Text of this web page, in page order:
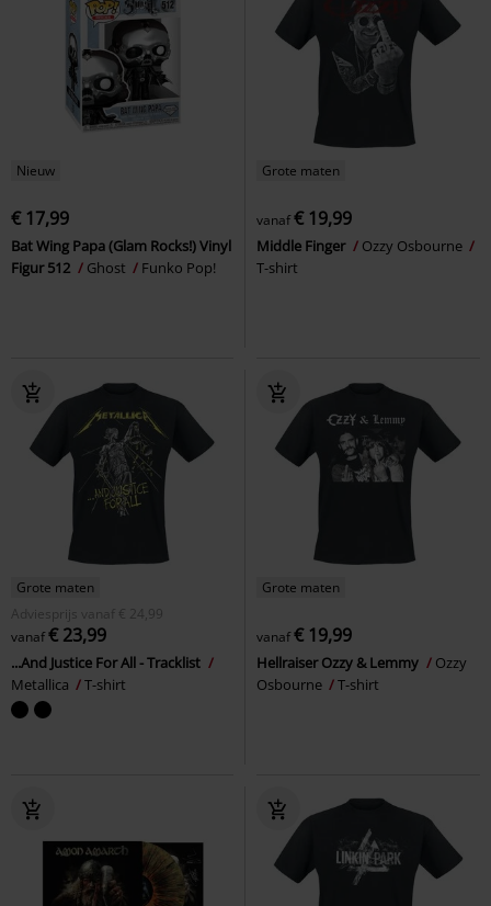
Nieuw
€ 17,99
Bat Wing Papa (Glam Rocks!) Vinyl
Figur 512
Ghost Funko Pop!
Grote maten
vanaf€ 19,99
Middle Finger
Ozzy Osbourne
T-shirt
Grote maten
Adviesprijs
vanaf € 24,99
vanaf€ 23,99
...And Justice For All - Tracklist
Metallica
T-shirt
Grote maten
vanaf€ 19,99
Hellraiser Ozzy & Lemmy
Ozzy
Osbourne
T-shirt